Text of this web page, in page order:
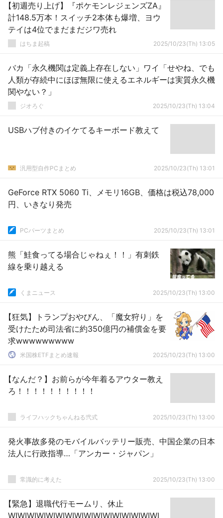
【初週売り上げ】『ポケモンレジェンズZA』
計148.5万本！スイッチ2本体も爆増、ヨウ
テイは4位でまだまだジワ売れ
はちま起稿 2025/10/23(Th) 13:05
バカ「永久機関は定義上存在しない」ワイ「せやね、でも
人類が存続中にほぼ無限に使えるエネルギーは実質永久機
関やない？」
ジオろぐ 2025/10/23(Th) 13:04
USBハブ付きのイケてるキーボード教えて
汎用型自作PCまとめ 2025/10/23(Th) 13:01
GeForce RTX 5060 Ti、メモリ16GB、価格は税込78,000
円、いきなり発売
PCパーツまとめ 2025/10/23(Th) 13:01
熊「鮭食ってる場合じゃねぇ！！」有刺鉄
線を乗り越える
くまニュース 2025/10/23(Th) 13:00
【狂気】トランプおやびん、「魔女狩り」を
受けたため司法省に約350億円の補償金を要
求wwwwwwwww
米国株ETFまとめ速報 2025/10/23(Th) 13:00
【なんだ？】お前らが今年着るアウター教え
ろ！！！！！！！！！！
ライフハックちゃんねる弐式 2025/10/23(Th) 13:00
発火事故多発のモバイルバッテリー販売、中国企業の日本
法人に行政指導…「アンカー・ジャパン」
常識的に考えた 2025/10/23(Th) 13:00
【緊急】退職代行モームリ、休止
WIWIWIWIWIWIWIWIWIWIWIWIWIWIWIWI